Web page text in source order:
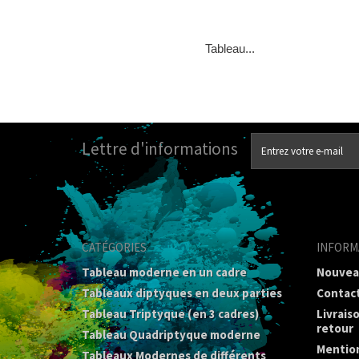
Tableau...
Lettre d'informations
CATÉGORIES
Tableau moderne en un cadre
Tableaux diptyques en deux parties
Tableau Triptyque (en 3 cadres)
Tableau Quadriptyque moderne
Tableaux Modernes de différents
retour